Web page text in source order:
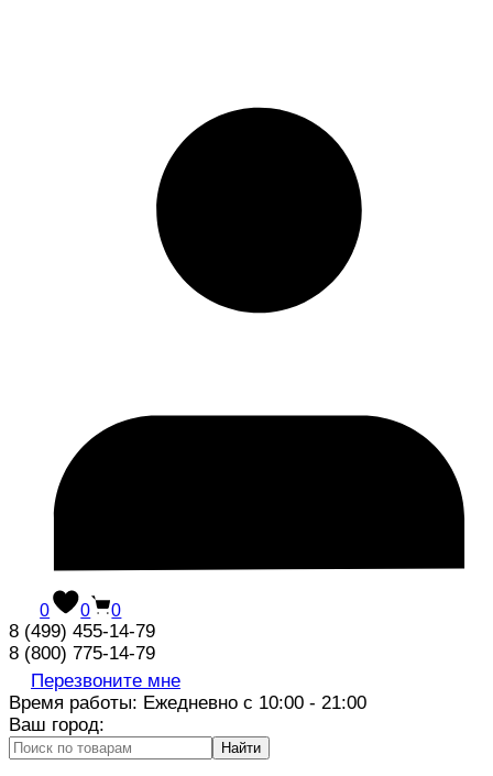
0 0 0
8 (499) 455-14-79
8 (800) 775-14-79
Перезвоните мне
Время работы: Ежедневно с 10:00 - 21:00
Ваш город:
Найти